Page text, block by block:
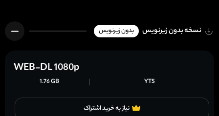
نسخه بدون زیرنویس بدون زیرنویس
نیاز به خرید اشتراک
YTS
1.76 GB
WEB-DL 1080p